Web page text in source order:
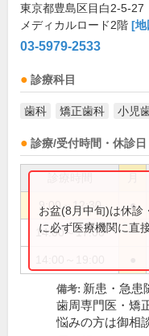
東京都豊島区目白2-5-27
メディカルロード2階 [地
03-5979-2533
診療科目
歯科 矯正歯科 小児
診療/受付時間・休診日
9:00～12:30 ●
14:00～17:00
お盆(8月中旬)は休診
に必ず医療機関に直
備考: 新患・急患
歯周専門医・矯
悩みの方は御相